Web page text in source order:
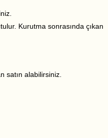
Kurutma sonrasında çıkan
satın alabilirsiniz.